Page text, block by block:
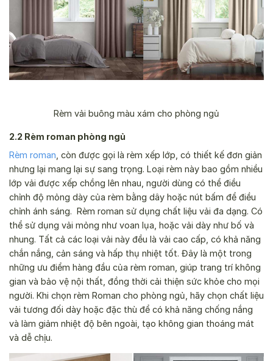
Rèm vải buông màu xám cho phòng ngủ
2.2 Rèm roman phòng ngủ
Rèm roman , còn được gọi là rèm xếp lớp, có thiết kế đơn giản
nhưng lại mang lại sự sang trọng. Loại rèm này bao gồm nhiều
lớp vải được xếp chồng lên nhau, người dùng có thể điều
chỉnh độ mỏng dày của rèm bằng dây hoặc nút bấm để điều
chỉnh ánh sáng. Rèm roman sử dụng chất liệu vải đa dạng. Có
thể sử dụng vải mỏng như voan lụa, hoặc vải dày như bố và
nhung. Tất cả các loại vải này đều là vải cao cấp, có khả năng
chắn nắng, cản sáng và hấp thụ nhiệt tốt. Đây là một trong
những ưu điểm hàng đầu của rèm roman, giúp trang trí không
gian và bảo vệ nội thất, đồng thời cải thiện sức khỏe cho mọi
người. Khi chọn rèm Roman cho phòng ngủ, hãy chọn chất liệu
vải tương đối dày hoặc đặc thù để có khả năng chống nắng
và làm giảm nhiệt độ bên ngoài, tạo không gian thoáng mát
và dễ chịu.